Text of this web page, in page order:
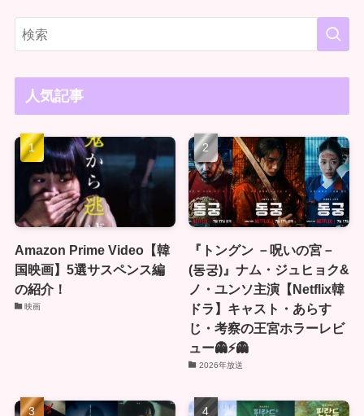
人気記事
Amazon Prime Video【韓
国映画】5選サスペンス編
の紹介！
映画
『トングン －呪いの宮－
(동궁)』ナム・ジュヒョク&
ノ・ユンソ主演【Netflix韓
ドラ】キャスト・あらす
じ・考察の王宮ホラーレビ
ュー👻⚡👻
2026年放送